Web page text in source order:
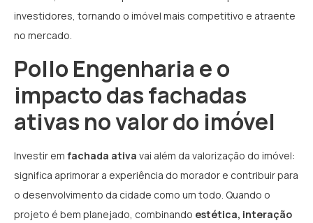
investidores, tornando o imóvel mais competitivo e atraente
no mercado.
Pollo Engenharia e o
impacto das fachadas
ativas no valor do imóvel
Investir em fachada ativa vai além da valorização do imóvel:
significa aprimorar a experiência do morador e contribuir para
o desenvolvimento da cidade como um todo. Quando o
projeto é bem planejado, combinando estética, interação